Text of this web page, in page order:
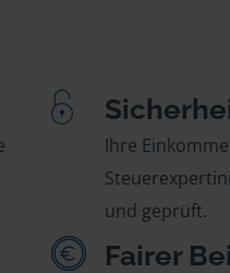
Ihre
und geprüft.
Fairer